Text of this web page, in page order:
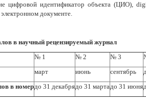
цифровой идентификатор объекта (ЦИО),
документе.
в научный рецензируемый журнал
№ 1 № 2 № 3
март июнь сентябрь
в номердо 31 декабрядо 31 мартадо 31 июня